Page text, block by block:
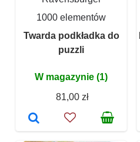
1000 elementów
Twarda podkładka do
puzzli
W magazynie (1)
81,00 zł